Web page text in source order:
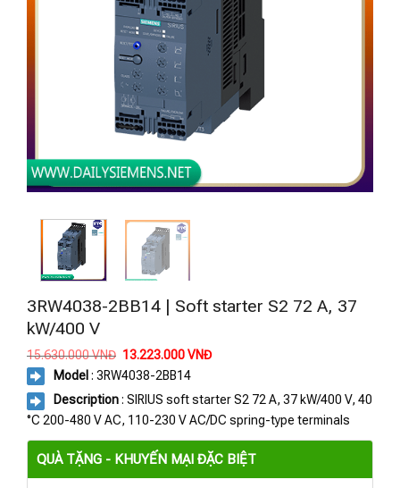
3RW4038-2BB14 | Soft starter S2 72 A, 37
kW/400 V
15.630.000VNĐ Giá
là:
15.630.000 VNĐ.
13.223.000VNĐGiá
13.223.000 VNĐ.
Model : 3RW4038-2BB14
Description: SIRIUS soft starter S2 72 A, 37 kW/400 V, 40
°C 200-480 V AC, 110-230 V AC/DC spring-type terminals
QUÀ TẶNG - KHUYẾN MẠI ĐẶC BIỆT